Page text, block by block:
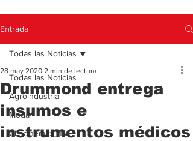
Entrada
Todas las Noticias
Agroindustria
Moda
Clipcinemax_TV
Todas las Noticias
Drummond entrega
insumos e
instrumentos médicos
28 may 2020 2 min de lectura